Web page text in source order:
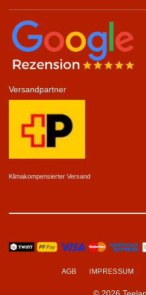
Versandpartner
Klimakompensierter Versand
AGB IMPRESSUM